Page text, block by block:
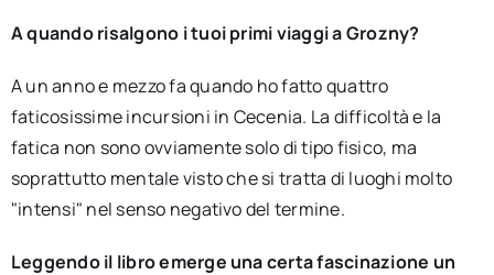
A quando risalgono i tuoi primi viaggi a Grozny?
A un anno e mezzo fa quando ho fatto quattro
faticosissime incursioni in Cecenia. La difficoltà e la
fatica non sono ovviamente solo di tipo fisico, ma
soprattutto mentale visto che si tratta di luoghi molto
"intensi" nel senso negativo del termine.
Leggendo il libro emerge una certa fascinazione un